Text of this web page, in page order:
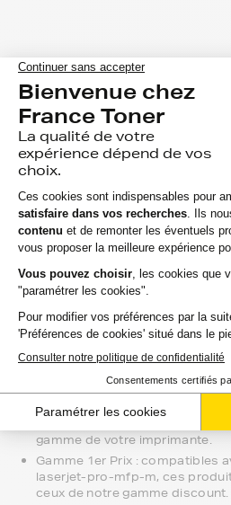
Vous êtes à un clic de
laserjet-pro-mfp-m au
FranceToner vous propose plus
toners dont les produits de votre
pro-mfp-m.
Pour les professionnels ou
la même depuis plus de 20 ans : le
prix sur l'ensemble des
Vous aurez la possibilité
niveaux de gamme pour
laserjet-pro-mfp-m :
Marque FranceToner : on vous
de retrait et tous les produits
compatible avec votre
m, c'est le meilleur compromis
nous proposons toutes les
et couleur, en pack ou à l’unité,
gamme de votre imprimante.
Gamme 1er Prix : compatibles
laserjet-pro-mfp-m, ces
ceux de notre gamme discount.